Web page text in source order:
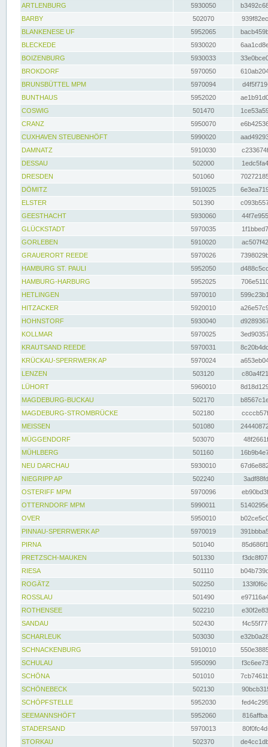
ARTLENBURG
5930050
BARBY
502070
BLANKENESE UF
5952065
BLECKEDE
5930020
BOIZENBURG
5930033
BROKDORF
5970050
BRUNSBÜTTEL MPM
5970094
BUNTHAUS
5952020
COSWIG
501470
CRANZ
5950070
CUXHAVEN STEUBENHÖFT
5990020
DAMNATZ
5910030
DESSAU
502000
DRESDEN
501060
DÖMITZ
5910025
ELSTER
501390
GEESTHACHT
5930060
GLÜCKSTADT
5970035
GORLEBEN
5910020
GRAUERORT REEDE
5970026
HAMBURG ST. PAULI
5952050
HAMBURG-HARBURG
5952025
HETLINGEN
5970010
HITZACKER
5920010
HOHNSTORF
5930040
KOLLMAR
5970025
KRAUTSAND REEDE
5970031
KRÜCKAU-SPERRWERK AP
5970024
LENZEN
503120
LÜHORT
5960010
MAGDEBURG-BUCKAU
502170
MAGDEBURG-STROMBRÜCKE
502180
MEISSEN
501080
MÜGGENDORF
503070
MÜHLBERG
501160
NEU DARCHAU
5930010
NIEGRIPP AP
502240
OSTERIFF MPM
5970096
OTTERNDORF MPM
5990011
OVER
5950010
PINNAU-SPERRWERK AP
5970019
PIRNA
501040
PRETZSCH-MAUKEN
501330
RIESA
501110
ROGÄTZ
502250
ROSSLAU
501490
ROTHENSEE
502210
SANDAU
502430
SCHARLEUK
503030
SCHNACKENBURG
5910010
SCHULAU
5950090
SCHÖNA
501010
SCHÖNEBECK
502130
SCHÖPFSTELLE
5952030
SEEMANNSHÖFT
5952060
STADERSAND
5970013
STORKAU
502370